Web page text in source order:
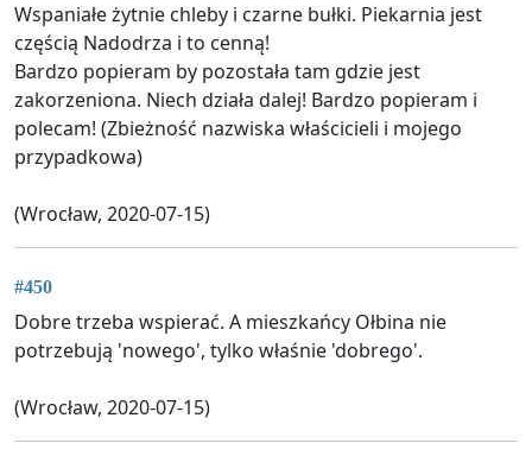
Wspaniałe żytnie chleby i czarne bułki. Piekarnia jest
częścią Nadodrza i to cenną!
Bardzo popieram by pozostała tam gdzie jest
zakorzeniona. Niech działa dalej! Bardzo popieram i
polecam! (Zbieżność nazwiska właścicieli i mojego
przypadkowa)
(Wrocław, 2020-07-15)
#450
Dobre trzeba wspierać. A mieszkańcy Ołbina nie
potrzebują 'nowego', tylko właśnie 'dobrego'.
(Wrocław, 2020-07-15)